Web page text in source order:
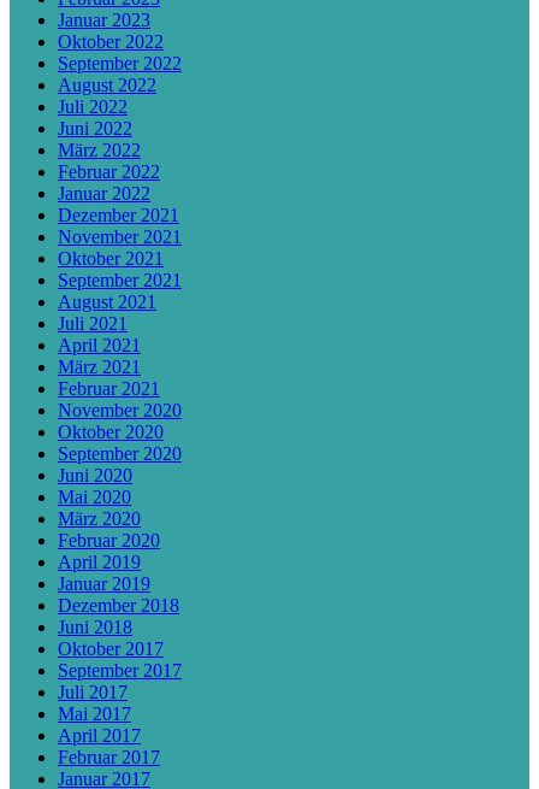
Januar 2023
Oktober 2022
September 2022
August 2022
Juli 2022
Juni 2022
März 2022
Februar 2022
Januar 2022
Dezember 2021
November 2021
Oktober 2021
September 2021
August 2021
Juli 2021
April 2021
März 2021
Februar 2021
November 2020
Oktober 2020
September 2020
Juni 2020
Mai 2020
März 2020
Februar 2020
April 2019
Januar 2019
Dezember 2018
Juni 2018
Oktober 2017
September 2017
Juli 2017
Mai 2017
April 2017
Februar 2017
Januar 2017